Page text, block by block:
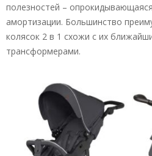
полезностей –
амортизации. Большинство
колясок 2 в 1 схожи с их
трансформерами.